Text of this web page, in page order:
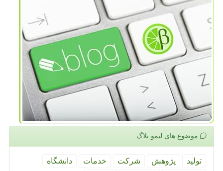
موضوع های لیمو بلاگ
تولید پژوهش شركت خدمات
دانشگاه